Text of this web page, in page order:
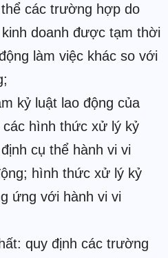
các trường hợp do
doanh được tạm thời
làm việc khác so với
kỷ luật lao động của
hình thức xử lý kỷ
cụ thể hành vi vi
hình thức xử lý kỷ
ứng với hành vi vi
quy định các trường